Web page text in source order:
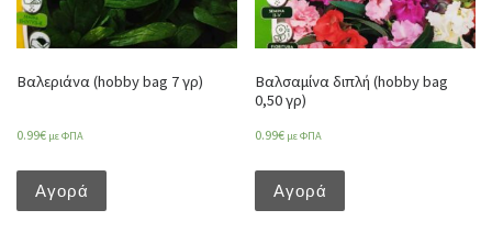
Βαλεριάνα (hobby bag 7 γρ)
0.99€ με ΦΠΑ
Αγορά
Βαλσαμίνα διπλή (hobby bag
0,50 γρ)
0.99€ με ΦΠΑ
Αγορά